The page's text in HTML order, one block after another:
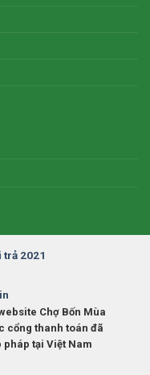
trả 2021
Chợ Bốn Mùa
cổng thanh toán đã
tại Việt Nam